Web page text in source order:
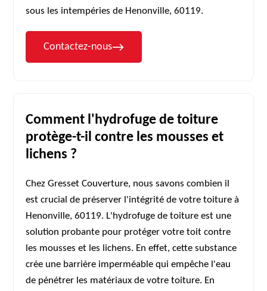
sous les intempéries de Henonville, 60119.
Contactez-nous
Comment l'hydrofuge de toiture
protège-t-il contre les mousses et
lichens ?
Chez Gresset Couverture, nous savons combien il
est crucial de préserver l'intégrité de votre toiture à
Henonville, 60119. L'hydrofuge de toiture est une
solution probante pour protéger votre toit contre
les mousses et les lichens. En effet, cette substance
crée une barrière imperméable qui empêche l'eau
de pénétrer les matériaux de votre toiture. En